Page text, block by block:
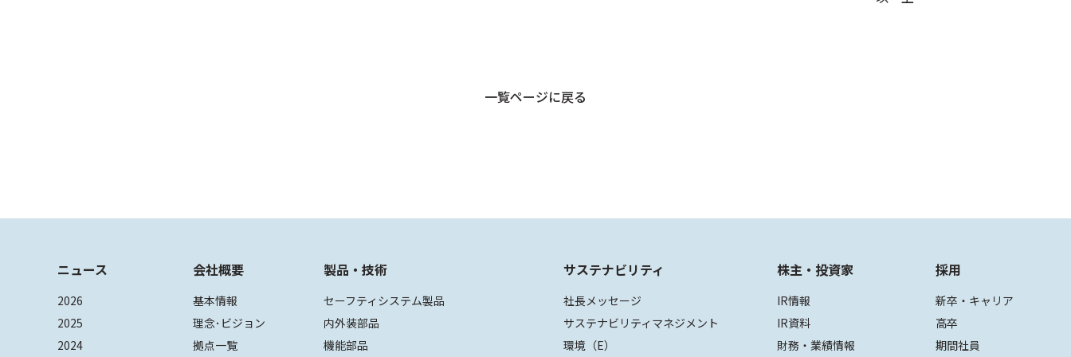
一覧ページに戻る
ニュース
2026
2025
2024
会社概要
基本情報
理念･ビジョン
拠点一覧
製品・技術
セーフティシステム製品
内外装部品
機能部品
サステナビリティ
社長メッセージ
サステナビリティマネジメント
環境（E）
株主・投資家
IR情報
IR資料
財務・業績情報
採用
新卒・キャリア
高卒
期間社員